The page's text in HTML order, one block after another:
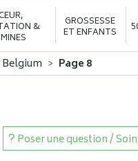
& GROSSESSE
ET ENFANTS
Page 8
Poser une question /